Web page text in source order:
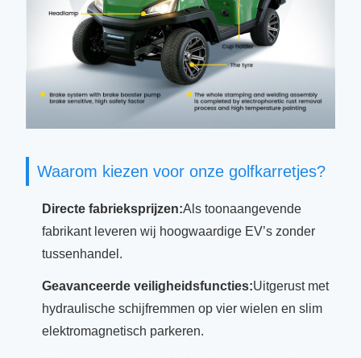
Waarom kiezen voor onze golfkarretjes?
Directe fabrieksprijzen:Als toonaangevende
fabrikant leveren wij hoogwaardige EV’s zonder
tussenhandel.
Geavanceerde veiligheidsfuncties:Uitgerust met
hydraulische schijfremmen op vier wielen en slim
elektromagnetisch parkeren.